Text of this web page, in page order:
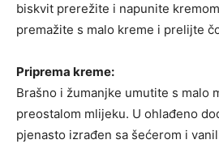
biskvit prerežite i napunite
premažite s malo kreme i prelijte
Priprema kreme:
Brašno i žumanjke umutite s malo
preostalom mlijeku. U ohlađeno
pjenasto izrađen sa šećerom i